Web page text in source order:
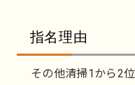
指名理由
その他清掃1から2